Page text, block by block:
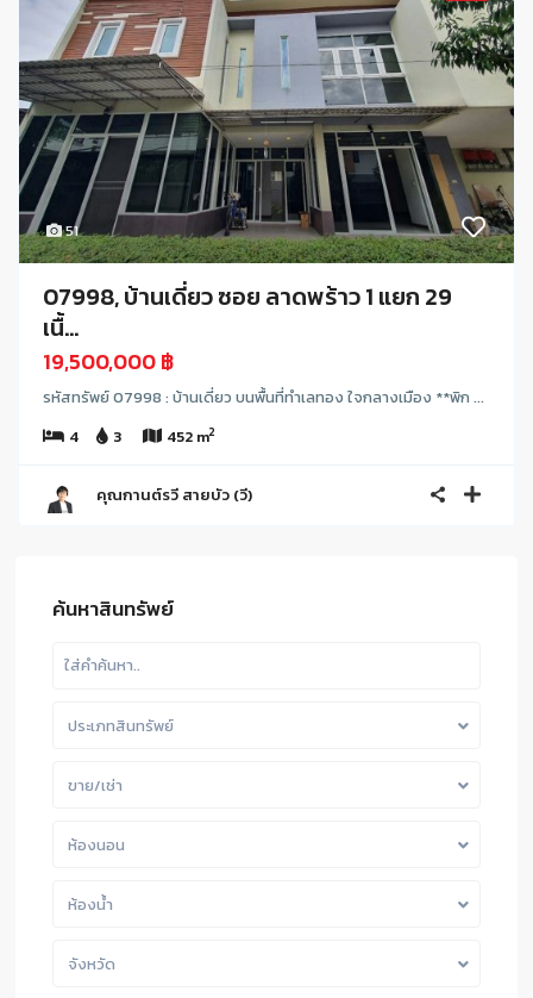
51
07998, บ้านเดี่ยว ซอย ลาดพร้าว 1 แยก 29
เนื้...
19,500,000 ฿
รหัสทรัพย์ 07998 : บ้านเดี่ยว บนพื้นที่ทำเลทอง ใจกลางเมือง **พิก ...
4
3 452 m2
คุณกานต์รวี สายบัว (วี)
ค้นหาสินทรัพย์
ประเภทสินทรัพย์
ขาย/เช่า
ห้องนอน
ห้องน้ำ
จังหวัด